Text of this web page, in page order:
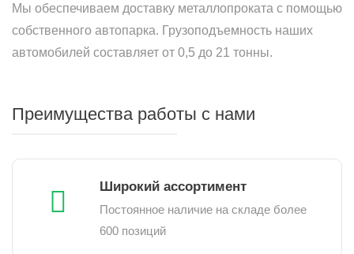
Мы обеспечиваем доставку металлопроката с помощью
собственного автопарка. Грузоподъемность наших
автомобилей составляет от 0,5 до 21 тонны.
Преимущества работы с нами
Широкий ассортимент
Постоянное наличие на складе более
600 позиций